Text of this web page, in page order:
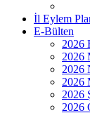
İl Eylem
E-Bülten
2026
2026
2026
2026
2026
2026